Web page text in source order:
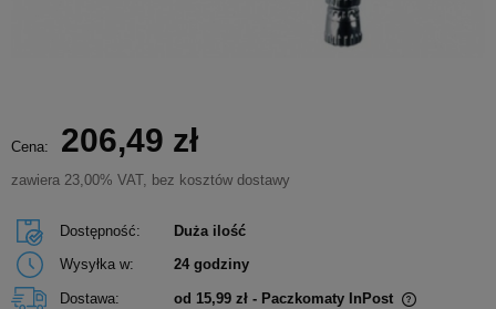
Cena: 206,49 zł
zawiera 23,00% VAT, bez kosztów dostawy
Dostępność:
Duża ilość
Wysyłka w:
24 godziny
Dostawa: od 15,99 zł - Paczkomaty InPost